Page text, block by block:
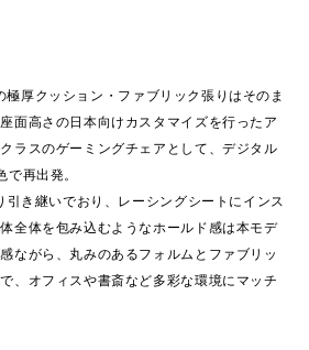
極厚クッション・ファブリック張りはそのま
面高さの日本向けカスタマイズを行ったア
ラスのゲーミングチェアとして、デジタル
再出発。
き継いでおり、レーシングシートにインス
全体を包み込むようなホールド感は本モデ
ながら、丸みのあるフォルムとファブリッ
、オフィスや書斎など多彩な環境にマッチ